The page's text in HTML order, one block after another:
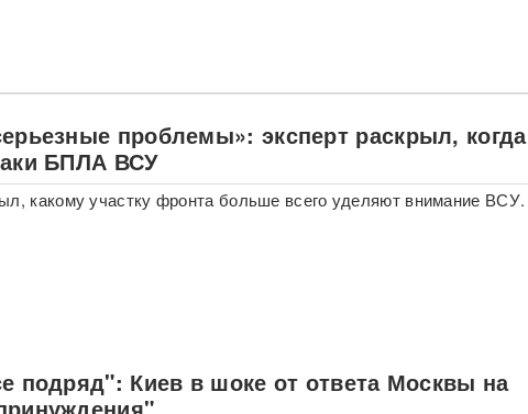
проблемы»: эксперт раскрыл, когда
БПЛА ВСУ
какому участку фронта больше всего уделяют внимание ВСУ.
подряд": Киев в шоке от ответа Москвы на